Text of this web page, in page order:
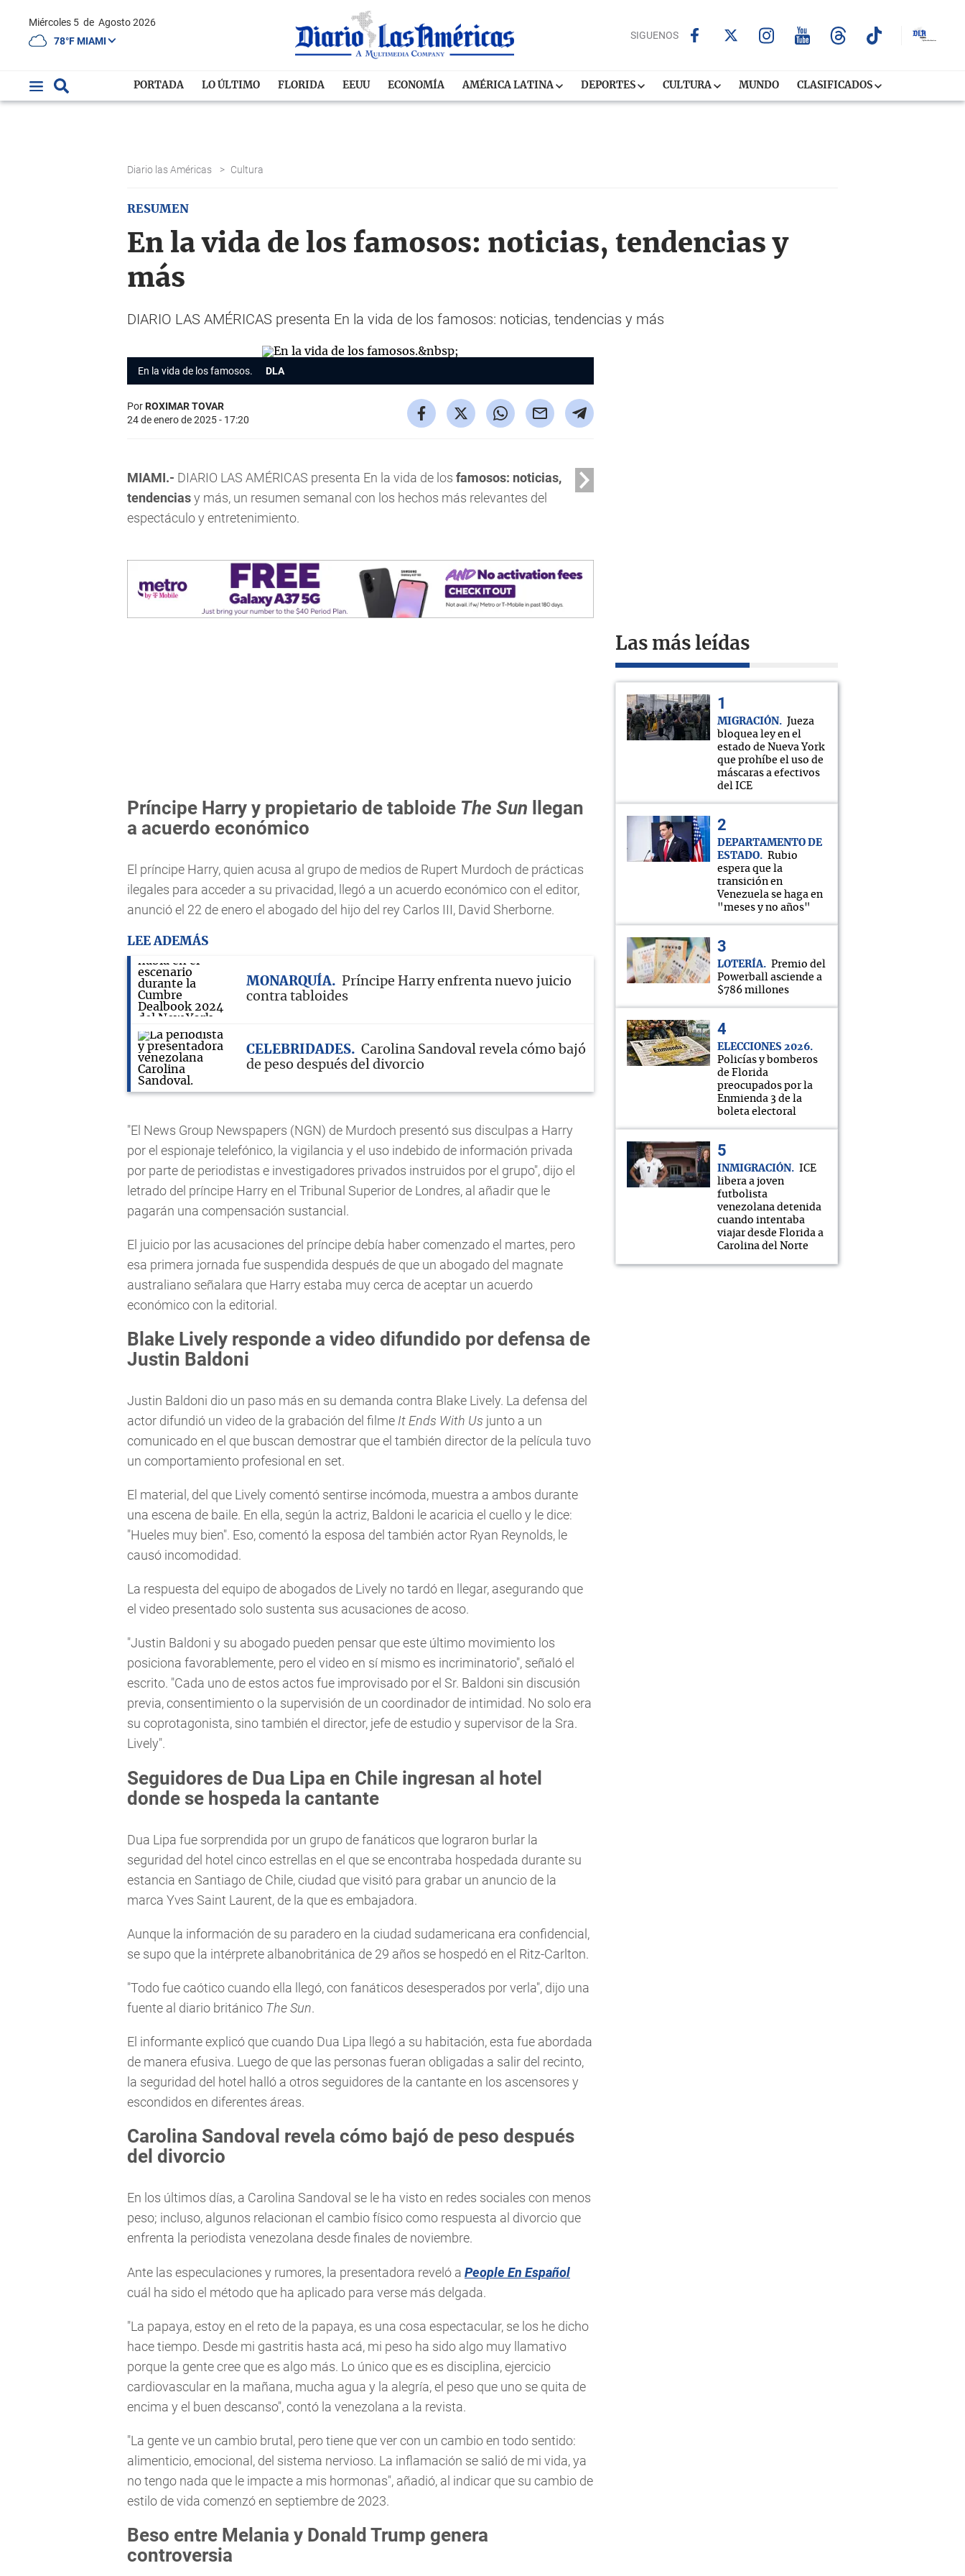
Miércoles 5 de Agosto 2026
78°F MIAMI
SIGUENOS
PORTADA LO ÚLTIMO FLORIDA EEUU ECONOMÍA AMÉRICA LATINA DEPORTES CULTURA MUNDO CLASIFICADOS
Diario las Américas > Cultura
RESUMEN
En la vida de los famosos: noticias, tendencias y
más
DIARIO LAS AMÉRICAS presenta En la vida de los famosos: noticias, tendencias y más
En la vida de los famosos. DLA
PorROXIMAR TOVAR
24 de enero de 2025 - 17:20
MIAMI.- DIARIO LAS AMÉRICAS presenta En la vida de los famosos: noticias,
tendenciasy más, un resumen semanal con los hechos más relevantes del
espectáculo y entretenimiento.
Príncipe Harry y propietario de tabloide The Sun llegan
a acuerdo económico
El príncipe Harry, quien acusa al grupo de medios de Rupert Murdoch de prácticas
ilegales para acceder a su privacidad, llegó a un acuerdo económico con el editor,
anunció el 22 de enero el abogado del hijo del rey Carlos III, David Sherborne.
LEE ADEMÁS
MONARQUÍA
Príncipe Harry enfrenta nuevo juicio
contra tabloides
CELEBRIDADES
Carolina Sandoval revela cómo bajó
de peso después del divorcio
"El News Group Newspapers (NGN) de Murdoch presentó sus disculpas a Harry
por el espionaje telefónico, la vigilancia y el uso indebido de información privada
por parte de periodistas e investigadores privados instruidos por el grupo", dijo el
letrado del príncipe Harry en el Tribunal Superior de Londres, al añadir que le
pagarán una compensación sustancial.
El juicio por las acusaciones del príncipe debía haber comenzado el martes, pero
esa primera jornada fue suspendida después de que un abogado del magnate
australiano señalara que Harry estaba muy cerca de aceptar un acuerdo
económico con la editorial.
Blake Lively responde a video difundido por defensa de
Justin Baldoni
Justin Baldoni dio un paso más en su demanda contra Blake Lively. La defensa del
actor difundió un video de la grabación del filme It Ends With Us junto a un
comunicado en el que buscan demostrar que el también director de la película tuvo
un comportamiento profesional en set.
El material, del que Lively comentó sentirse incómoda, muestra a ambos durante
una escena de baile. En ella, según la actriz, Baldoni le acaricia el cuello y le dice:
"Hueles muy bien". Eso, comentó la esposa del también actor Ryan Reynolds, le
causó incomodidad.
La respuesta del equipo de abogados de Lively no tardó en llegar, asegurando que
el video presentado solo sustenta sus acusaciones de acoso.
"Justin Baldoni y su abogado pueden pensar que este último movimiento los
posiciona favorablemente, pero el video en sí mismo es incriminatorio", señaló el
escrito. "Cada uno de estos actos fue improvisado por el Sr. Baldoni sin discusión
previa, consentimiento o la supervisión de un coordinador de intimidad. No solo era
su coprotagonista, sino también el director, jefe de estudio y supervisor de la Sra.
Lively".
Seguidores de Dua Lipa en Chile ingresan al hotel
donde se hospeda la cantante
Dua Lipa fue sorprendida por un grupo de fanáticos que lograron burlar la
seguridad del hotel cinco estrellas en el que se encontraba hospedada durante su
estancia en Santiago de Chile, ciudad que visitó para grabar un anuncio de la
marca Yves Saint Laurent, de la que es embajadora.
Aunque la información de su paradero en la ciudad sudamericana era confidencial,
se supo que la intérprete albanobritánica de 29 años se hospedó en el Ritz-Carlton.
"Todo fue caótico cuando ella llegó, con fanáticos desesperados por verla", dijo una
fuente al diario británico The Sun.
El informante explicó que cuando Dua Lipa llegó a su habitación, esta fue abordada
de manera efusiva. Luego de que las personas fueran obligadas a salir del recinto,
la seguridad del hotel halló a otros seguidores de la cantante en los ascensores y
escondidos en diferentes áreas.
Carolina Sandoval revela cómo bajó de peso después
del divorcio
En los últimos días, a Carolina Sandoval se le ha visto en redes sociales con menos
peso; incluso, algunos relacionan el cambio físico como respuesta al divorcio que
enfrenta la periodista venezolana desde finales de noviembre.
Ante las especulaciones y rumores, la presentadora reveló a People En Español
cuál ha sido el método que ha aplicado para verse más delgada.
"La papaya, estoy en el reto de la papaya, es una cosa espectacular, se los he dicho
hace tiempo. Desde mi gastritis hasta acá, mi peso ha sido algo muy llamativo
porque la gente cree que es algo más. Lo único que es es disciplina, ejercicio
cardiovascular en la mañana, mucha agua y la alegría, el peso que uno se quita de
encima y el buen descanso", contó la venezolana a la revista.
"La gente ve un cambio brutal, pero tiene que ver con un cambio en todo sentido:
alimenticio, emocional, del sistema nervioso. La inflamación se salió de mi vida, ya
no tengo nada que le impacte a mis hormonas", añadió, al indicar que su cambio de
estilo de vida comenzó en septiembre de 2023.
Beso entre Melania y Donald Trump genera
controversia
Las más leídas
MIGRACIÓN
Jueza
bloquea ley en el
estado de Nueva York
que prohíbe el uso de
máscaras a efectivos
del ICE
DEPARTAMENTO DE
ESTADO
Rubio
espera que la
transición en
Venezuela se haga en
"meses y no años"
LOTERÍA
Premio del
Powerball asciende a
$786 millones
ELECCIONES 2026
Policías y bomberos
de Florida
preocupados por la
Enmienda 3 de la
boleta electoral
INMIGRACIÓN
ICE
libera a joven
futbolista
venezolana detenida
cuando intentaba
viajar desde Florida a
Carolina del Norte